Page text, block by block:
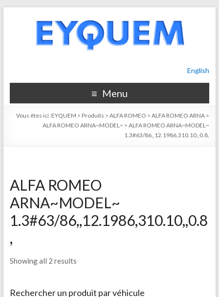
English
Menu
Vous êtes ici :EYQUEM > Produits >ALFA ROMEO >ALFA ROMEO ARNA >
ALFA ROMEO ARNA~MODEL~ >ALFA ROMEO ARNA~MODEL~
1.3#63/86,,12.1986,310.10,,0.8,
ALFA ROMEO
ARNA~MODEL~
1.3#63/86,,12.1986,310.10,,0.8
,
Showing all 2 results
Rechercher un produit par véhicule